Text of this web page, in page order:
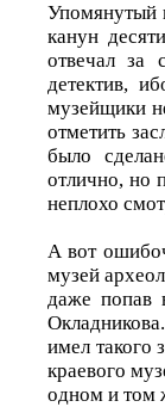
Упомянутый
канун
отвечал за
детектив,
музейщики
отметить
было
отлично, но
неплохо
А вот
музей
даже попав
имел такого
краевого
одном и том